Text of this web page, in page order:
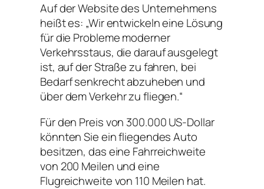
Auf der Website des Unternehmens
heißt es: „Wir entwickeln eine Lösung
für die Probleme moderner
Verkehrsstaus, die darauf ausgelegt
ist, auf der Straße zu fahren, bei
Bedarf senkrecht abzuheben und
über dem Verkehr zu fliegen.“
Für den Preis von 300.000 US-Dollar
könnten Sie ein fliegendes Auto
besitzen, das eine Fahrreichweite
von 200 Meilen und eine
Flugreichweite von 110 Meilen hat.